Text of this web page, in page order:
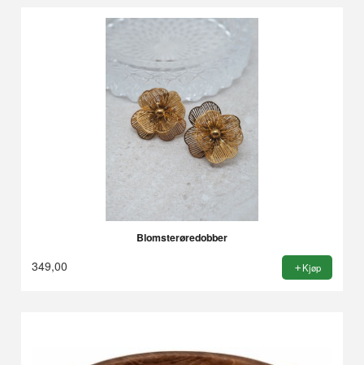
Blomsterøredobber
349,00 Kjøp